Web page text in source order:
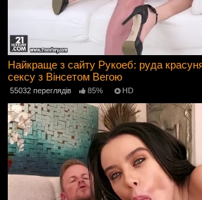
Найкраще з сайту Рукоеб: руда красуня
сексу з Вінсетом Вегою
55032 переглядів 85% HD